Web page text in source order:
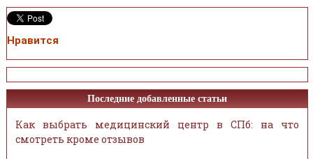
Нравится
Последние добавленные статьи
Как выбрать медицинский центр в СПб: на что
смотреть кроме отзывов